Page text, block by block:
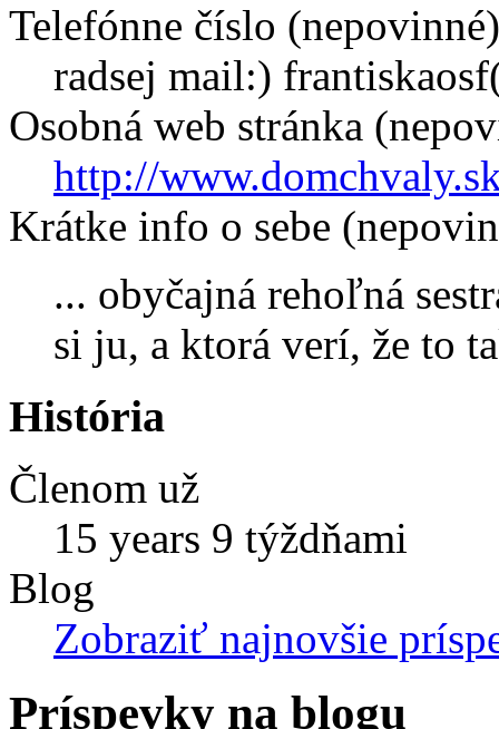
Telefónne číslo (nepovinné)
radsej mail:)
Osobná web stránka
http://
Krátke info o sebe
... obyčajná rehoľná
si ju, a ktorá verí, že to
História
Členom už
15 years 9 týždňami
Blog
Zobraziť najnovšie
Príspevky na blogu